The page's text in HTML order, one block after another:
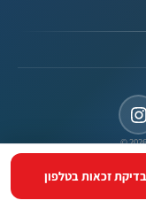
בדיקת זכאות בטלפון